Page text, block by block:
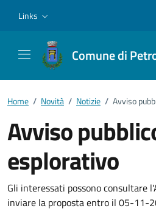
Links
Comune di
Home / Novità / Notizie / Avviso
Avviso
esplorativo
Dettagli della
Gli interessati possono consultare
inviare la proposta entro il 05-11-